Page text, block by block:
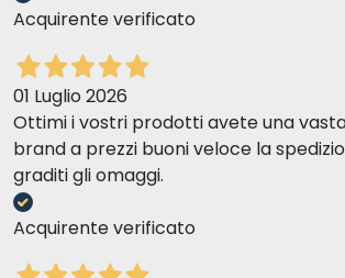
Acquirente verificato
01 Luglio 2026
Ottimi i vostri prodotti avete una
brand a prezzi buoni veloce la
graditi gli omaggi.
Acquirente verificato